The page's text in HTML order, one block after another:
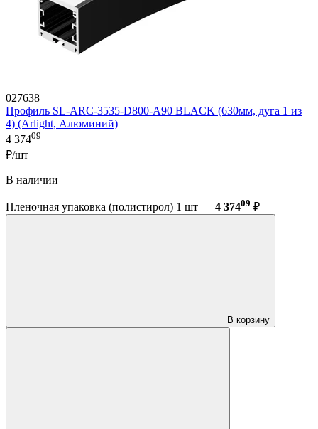
027638
Профиль SL-ARC-3535-D800-A90 BLACK (630мм, дуга 1 из
4) (Arlight, Алюминий)
4 37409
₽/шт
В наличии
Пленочная упаковка (полистирол) 1 шт — 4 37409 ₽
В корзину